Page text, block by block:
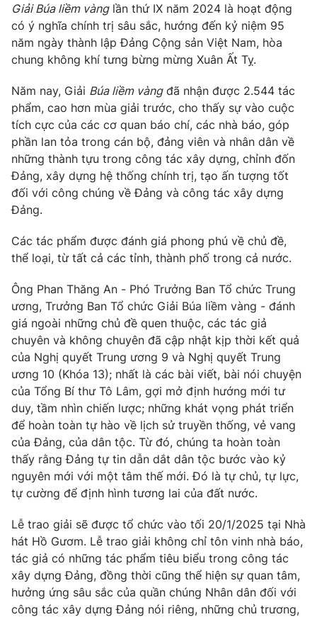
Câu chuyện quốc tế
Tài chính
Thị trường
Góc doanh nghiệp
Dữ liệu và đời sống
Truyền hình
Phim VTV
Hậu trường
Nhân vật
Khán giả
Giải sao mai
Giải trí
Điện ảnh
Âm nhạc
Sao
Đời sống
Du lịch
Làm đẹp
Chất lượng cuộc sống
Giáo dục
Tuyển sinh
Học trực tuyến
Hitech Công nghệ tương lai
Sản phẩm
Thị trường
Tư vấn
Giao lưu trực tuyến
Lịch phát sóng
Chuyên mục khác
Emagazine Podcast
Photo Infographic
Video Shorts video
VTV Sức khoẻ Bất động sản
Thị trường 24h Tấm lòng Việt
Giải Búa liềm vànglần thứ IX năm 2024 là hoạt động
có ý nghĩa chính trị sâu sắc, hướng đến kỷ niệm 95
năm ngày thành lập Đảng Cộng sản Việt Nam, hòa
chung không khí tưng bừng mừng Xuân Ất Tỵ.
Năm nay, Giải Búa liềm vàngđã nhận được 2.544 tác
phẩm, cao hơn mùa giải trước, cho thấy sự vào cuộc
tích cực của các cơ quan báo chí, các nhà báo, góp
phần lan tỏa trong cán bộ, đảng viên và nhân dân về
những thành tựu trong công tác xây dựng, chỉnh đốn
Đảng, xây dựng hệ thống chính trị, tạo ấn tượng tốt
đối với công chúng về Đảng và công tác xây dựng
Đảng.
Các tác phẩm được đánh giá phong phú về chủ đề,
thể loại, từ tất cả các tỉnh, thành phố trong cả nước.
Ông Phan Thăng An - Phó Trưởng Ban Tổ chức Trung
ương, Trưởng Ban Tổ chức Giải Búa liềm vàng - đánh
giá ngoài những chủ đề quen thuộc, các tác giả
chuyên và không chuyên đã cập nhật kịp thời kết quả
của Nghị quyết Trung ương 9 và Nghị quyết Trung
ương 10 (Khóa 13); nhất là các bài viết, bài nói chuyện
của Tổng Bí thư Tô Lâm, gợi mở định hướng mới tư
duy, tầm nhìn chiến lược; những khát vọng phát triển
để hoàn toàn tự hào về lịch sử truyền thống, vẻ vang
của Đảng, của dân tộc. Từ đó, chúng ta hoàn toàn
thấy rằng Đảng tự tin dẫn dắt dân tộc bước vào kỷ
nguyên mới với một tâm thế mới. Đó là tự chủ, tự lực,
tự cường để định hình tương lai của đất nước.
Lễ trao giải sẽ được tổ chức vào tối 20/1/2025 tại Nhà
hát Hồ Gươm. Lễ trao giải không chỉ tôn vinh nhà báo,
tác giả có những tác phẩm tiêu biểu trong công tác
xây dựng Đảng, đồng thời cũng thể hiện sự quan tâm,
hưởng ứng sâu sắc của quần chúng Nhân dân đối với
công tác xây dựng Đảng nói riêng, những chủ trương,